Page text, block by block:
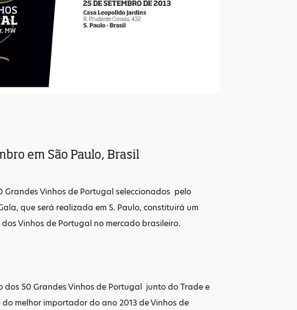
em São Paulo, Brasil
Grandes Vinhos de Portugal seleccionados pelo
que será realizada em S. Paulo, constituirá um
Vinhos de Portugal no mercado brasileiro.
50 Grandes Vinhos de Portugal junto do Trade e
melhor importador do ano 2013 de Vinhos de